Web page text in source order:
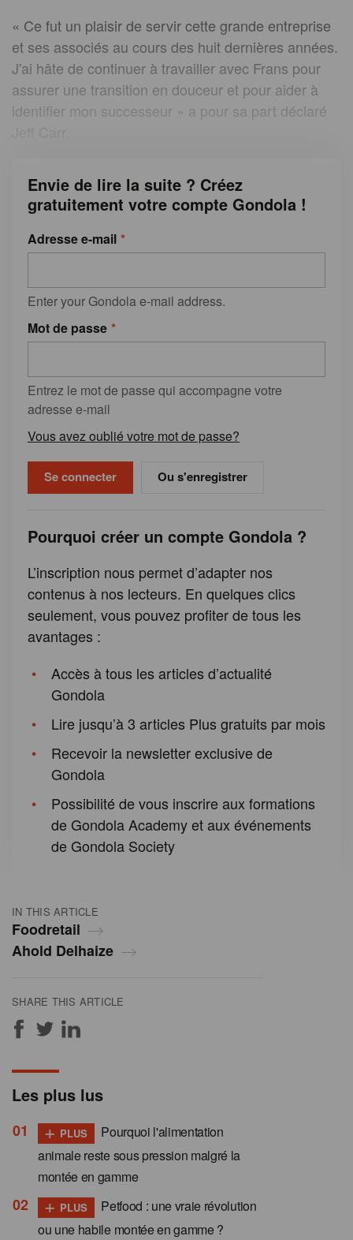
IN THIS ARTICLE
Foodretail
Ahold Delhaize
SHARE THIS ARTICLE
« Ce fut un plaisir de servir cette grande entreprise
et ses associés au cours des huit dernières années.
J'ai hâte de continuer à travailler avec Frans pour
assurer une transition en douceur et pour aider à
identifier mon successeur » a pour sa part déclaré
Envie de lire la suite ? Créez
gratuitement votre compte Gondola !
Adresse e-mail
Enter your Gondola e-mail address.
Mot de passe
Entrez le mot de passe qui accompagne votre
adresse e-mail
Vous avez oublié votre mot de passe?
Ou s'enregistrer
Pourquoi créer un compte Gondola ?
L’inscription nous permet d’adapter nos
contenus à nos lecteurs. En quelques clics
seulement, vous pouvez profiter de tous les
avantages :
Accès à tous les articles d’actualité
Gondola
Lire jusqu’à 3 articles Plus gratuits par mois
Recevoir la newsletter exclusive de
Gondola
Possibilité de vous inscrire aux formations
de Gondola Academy et aux événements
de Gondola Society
Les plus lus
+ PLUS
Pourquoi l'alimentation
animale reste sous pression malgré la
montée en gamme
+ PLUS
Petfood : une vraie révolution
ou une habile montée en gamme ?